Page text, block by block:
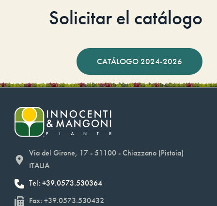
Solicitar el catálogo
CATÁLOGO 2024-2026
Via del Girone, 17 - 51100 - Chiazzano (Pistoia)
ITALIA
Tel: +39.0573.530364
Fax: +39.0573.530432